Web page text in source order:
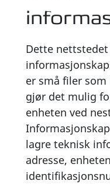
Dette
er små filer
gjør det mulig
enheten ved
lagre teknisk
adresse,